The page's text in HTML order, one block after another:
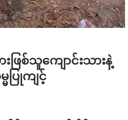
ြစ်သူကျောင်းသားနဲ့
ပြုကျင့်